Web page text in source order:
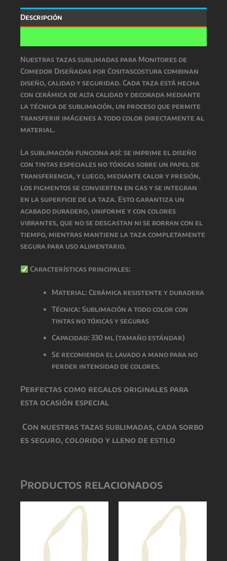
Descripción
Nuestrastazas sublimadas para Monitores de
Comedor Diseñadas por Cositascostura combinan
diseño, calidad y seguridad. Cada taza está hecha
con cerámica de alta calidady decorada mediante
la técnica de sublimación, un proceso que permite
transferir imágenes a todo color directamente al
material.
La sublimación funciona así: se imprime el diseño
con tintas especiales no tóxicassobre un papel de
transferencia, y luego, mediante calor y presión,
los pigmentos se convierten en gas y se integran
en la superficie de la taza. Esto garantiza un
acabado duradero, uniforme y con colores
vibrantes, que no se desgastan ni se borran con el
tiempo, mientras mantiene la taza completamente
segura para uso alimentario.
Características principales:
Material: Cerámica resistente y duradera
Técnica: Sublimación a todo color con
tintas no tóxicas y seguras
Capacidad: 330 ml (tamaño estándar)
Se recomienda el lavado a mano para no
perder intensidad de colores.
Perfectas como regalos originales para
esta ocasión especial
Con nuestras tazas sublimadas, cada sorbo
es seguro, colorido y lleno de estilo
Productos relacionados